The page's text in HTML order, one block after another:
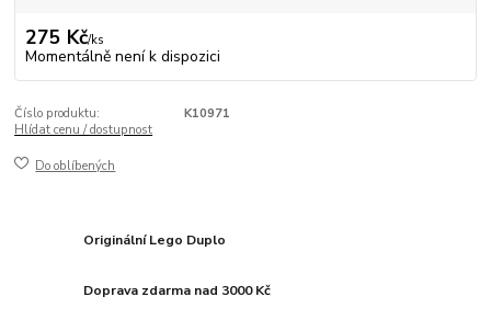
275 Kč/ks
Momentálně není k dispozici
Číslo produktu:
K10971
Hlídat cenu / dostupnost
Do oblíbených
Originální Lego Duplo
Doprava zdarma nad 3000 Kč